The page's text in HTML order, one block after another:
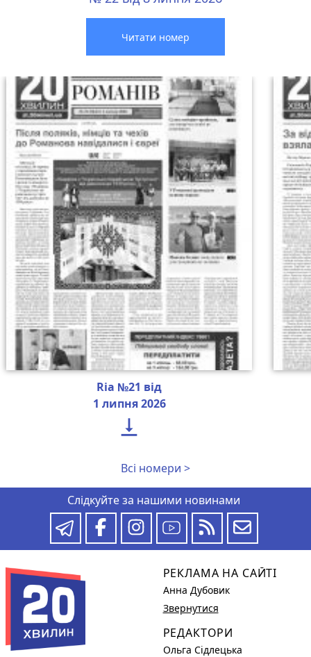
Читати номер
Ria №21 від
1 липня 2026

Всі номери >
Слідкуйте за нашими новинами
РЕКЛАМА НА САЙТІ
Анна Дубовик
Звернутися
РЕДАКТОРИ
Ольга Сідлецька